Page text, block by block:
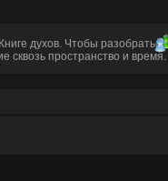
духов. Чтобы разобраться
сквозь пространство и время.